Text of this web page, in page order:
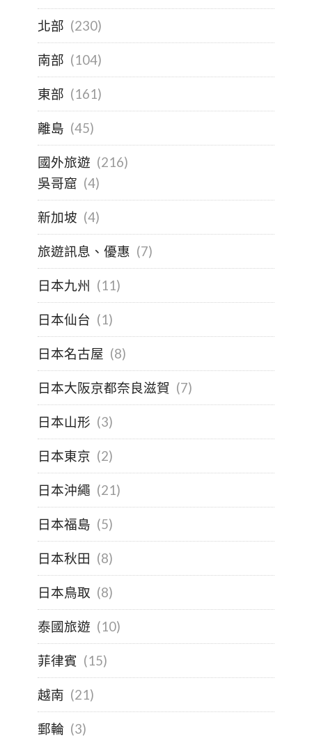
北部 (230)
南部 (104)
東部 (161)
離島 (45)
國外旅遊 (216)
吳哥窟 (4)
新加坡 (4)
旅遊訊息、優惠 (7)
日本九州 (11)
日本仙台 (1)
日本名古屋 (8)
日本大阪京都奈良滋賀 (7)
日本山形 (3)
日本東京 (2)
日本沖繩 (21)
日本福島 (5)
日本秋田 (8)
日本鳥取 (8)
泰國旅遊 (10)
菲律賓 (15)
越南 (21)
郵輪 (3)